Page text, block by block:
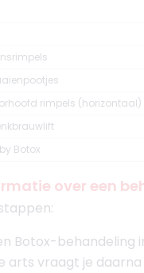
rimpels (horizontaal)
Botox
over een
Botox-behandeling
arts vraagt je